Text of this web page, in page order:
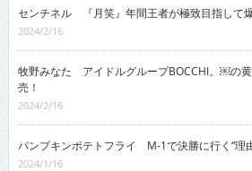
センチネル 『月笑』年間王者が極致目指して
2024/2/16
牧野みなた アイドルグループBOCCHI。￼の
売！
2024/2/16
パンプキンポテトフライ M-1で決勝に行く“理
2024/1/16